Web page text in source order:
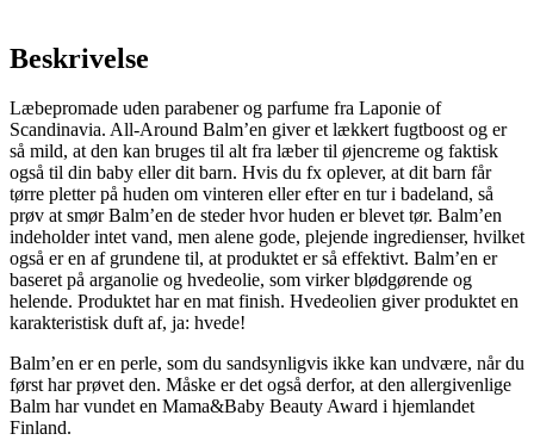
Beskrivelse
Læbepromade uden parabener og parfume fra Laponie of
Scandinavia. All-Around Balm’en giver et lækkert fugtboost og er
så mild, at den kan bruges til alt fra læber til øjencreme og faktisk
også til din baby eller dit barn. Hvis du fx oplever, at dit barn får
tørre pletter på huden om vinteren eller efter en tur i badeland, så
prøv at smør Balm’en de steder hvor huden er blevet tør. Balm’en
indeholder intet vand, men alene gode, plejende ingredienser, hvilket
også er en af grundene til, at produktet er så effektivt. Balm’en er
baseret på arganolie og hvedeolie, som virker blødgørende og
helende. Produktet har en mat finish. Hvedeolien giver produktet en
karakteristisk duft af, ja: hvede!
Balm’en er en perle, som du sandsynligvis ikke kan undvære, når du
først har prøvet den. Måske er det også derfor, at den allergivenlige
Balm har vundet en Mama&Baby Beauty Award i hjemlandet
Finland.